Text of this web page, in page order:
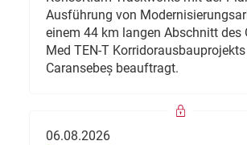
Ausführung von
einem 44 km langen Abschnitt des
Med TEN-T
Caransebeș beauftragt.
06.08.2026